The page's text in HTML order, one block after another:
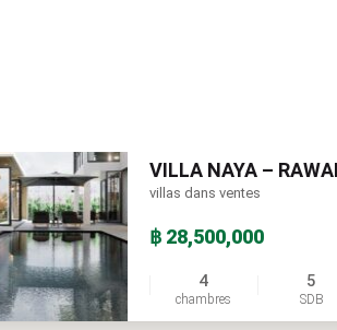
VILLA NAYA – RAWAI
villas dans ventes
฿ 28,500,000
4
chambres
5
SDB